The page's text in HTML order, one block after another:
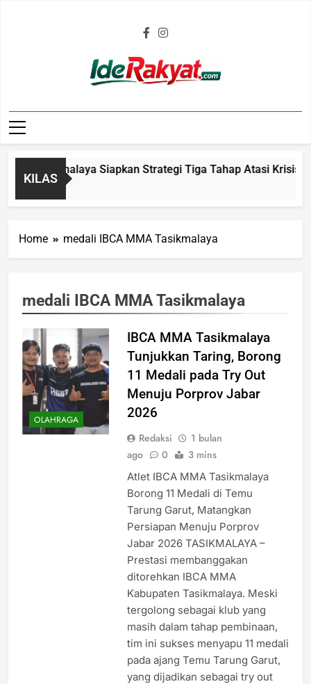
Iderakyat.com
KILAS
Tasikmalaya Siapkan Strategi Tiga Tahap Atasi Krisis Air
Home medali IBCA MMA Tasikmalaya
medali IBCA MMA Tasikmalaya
OLAHRAGA
IBCA MMA Tasikmalaya
Tunjukkan Taring, Borong
11 Medali pada Try Out
Menuju Porprov Jabar
2026
Redaksi
1 bulan
ago
0 3 mins
Atlet IBCA MMA Tasikmalaya
Borong 11 Medali di Temu
Tarung Garut, Matangkan
Persiapan Menuju Porprov
Jabar 2026 TASIKMALAYA –
Prestasi membanggakan
ditorehkan IBCA MMA
Kabupaten Tasikmalaya. Meski
tergolong sebagai klub yang
masih dalam tahap pembinaan,
tim ini sukses menyapu 11 medali
pada ajang Temu Tarung Garut,
yang dijadikan sebagai try out